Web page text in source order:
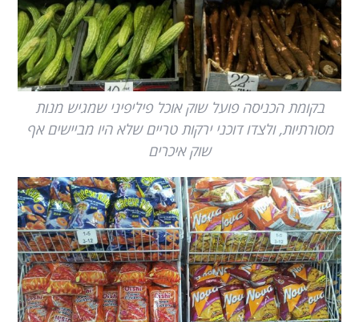
בקומת הכניסה פועל שוק אוכל פיליפיני שמגיש מנות
מסורתיות, ולצדו דוכני ירקות טריים שלא היו מביישים אף
שוק איכרים